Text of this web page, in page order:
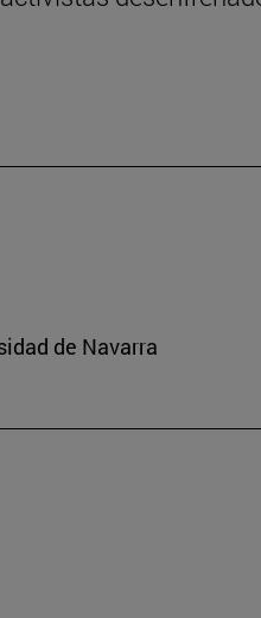
de Navarra